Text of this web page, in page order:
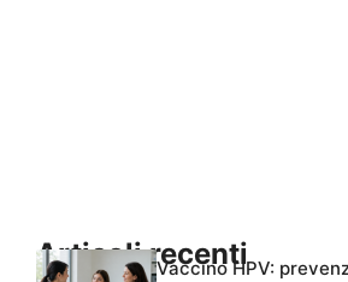
Articoli recenti
Vaccino HPV: